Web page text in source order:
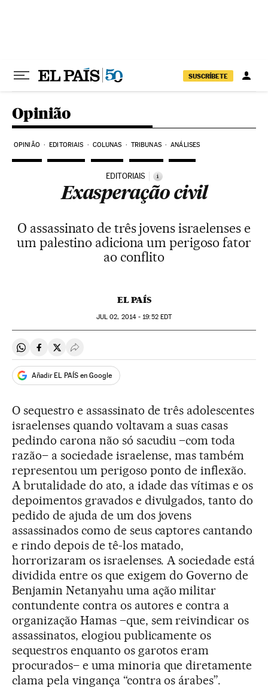
SUSCRÍBETE
Opinião
OPINIÃO EDITORIAIS COLUNAS TRIBUNAS ANÁLISES
EDITORIAIS i
Exasperação civil
O assassinato de três jovens israelenses e
um palestino adiciona um perigoso fator
ao conflito
EL PAÍS
JUL 02, 2014 - 19:52EDT
Compartir en Whatsapp
Compartir en Facebook
Compartir en Twitter
Desplegar Redes Sociales
Añadir EL PAÍS en Google
O sequestro e assassinato de três adolescentes
israelenses quando voltavam a suas casas
pedindo carona não só sacudiu –com toda
razão– a sociedade israelense, mas também
representou um perigoso ponto de inflexão.
A brutalidade do ato, a idade das vítimas e os
depoimentos gravados e divulgados, tanto do
pedido de ajuda de um dos jovens
assassinados como de seus captores cantando
e rindo depois de tê-los matado,
horrorizaram os israelenses. A sociedade está
dividida entre os que exigem do Governo de
Benjamin Netanyahu uma ação militar
contundente contra os autores e contra a
organização Hamas –que, sem reivindicar os
assassinatos, elogiou publicamente os
sequestros enquanto os garotos eram
procurados– e uma minoria que diretamente
clama pela vingança “contra os árabes”.